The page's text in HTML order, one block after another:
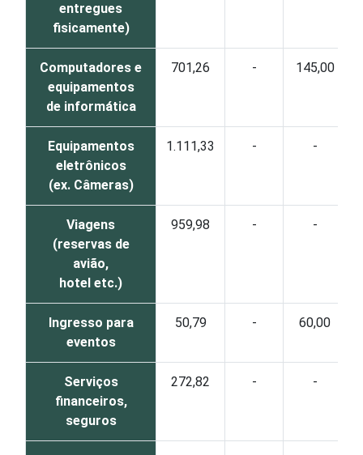
entregues
fisicamente)
Computadores e
equipamentos
de informática
701,26 - 145,00
Equipamentos
eletrônicos
(ex. Câmeras)
1.111,33 - -
Viagens
(reservas de
avião,
hotel etc.)
959,98 - -
Ingresso para
eventos
50,79 - 60,00
Serviços
financeiros,
seguros
272,82 - -